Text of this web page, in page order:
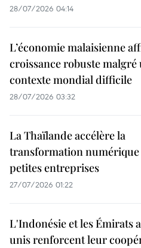
28/07/2026 04:14
L’économie malaisienne
croissance robuste malgré
contexte mondial difficile
28/07/2026 03:32
La Thaïlande accélère la
transformation numérique
petites entreprises
27/07/2026 01:22
L'Indonésie et les Émirats
unis renforcent leur